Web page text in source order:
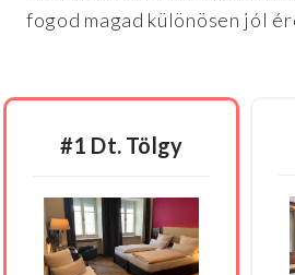
fogod magad különösen jól
#1 Dt. Tölgy